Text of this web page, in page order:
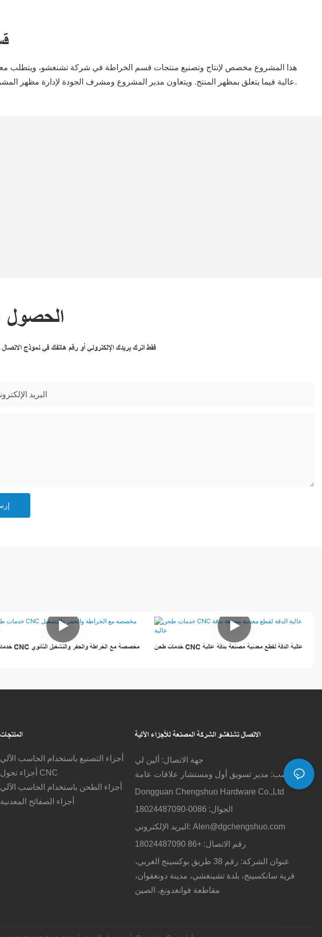
هذا المشروع مخصص لإنتاج وتصنيع منتجات قسم الخراطة في شركة تشنغشو، ويتطلب
عالية فيما يتعلق بمظهر المنتج. ويتعاون مدير المشروع ومشرف الجودة لإدارة مظهر المشروع.
الحصول
فقط اترك بريدك الإلكتروني أو رقم هاتفك في نموذج
البريد
خدمات طحن CNC مخصصة مع الخراطة والحفر والتشغيل الثانوي خدمات طحن CNC عالية الدقة لقطع معدنية مصنعة بدقة عالية
المنتجات
أجزاء التصنيع باستخدام الحاسب الآلي
أجزاء تحول CNC
أجزاء الطحن باستخدام الحاسب الآلي
أجزاء الصفائح المعدنية
الاتصال تشنغشوالشركة المصنعة للأجزاء الآلية
جهة الاتصال: ألين لي
المنصب: مدير تسويق أول ومستشار علاقات عامة
Dongguan Chengshuo Hardware Co.,Ltd
الجوال: 0086-18024487090
البريد الإلكتروني: Alen@dgchengshuo.com
رقم الاتصال: +86 18024487090
عنوان الشركة: رقم 38 طريق بوكسينج الغربي،
قرية سانكسينج، بلدة تشينغشي، مدينة دونغقوان،
مقاطعة قوانغدونغ، الصين